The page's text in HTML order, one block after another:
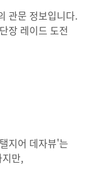
관문 정보입니다.
장 레이드 도전
지어 데자뷰'는
만,